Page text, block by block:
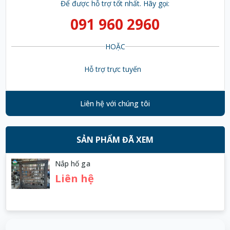
cụ siết kẹp đai nhựa
Trần Phước Hưng đã mua sản phẩm Bộ dụng cụ
Nguyễn Thị Thương đã mua sản phẩm Bộ dụng
Bùi Thị Chi đã mua sản phẩm Bộ dụng cụ siết kẹp
Nguyễn Tiến Đạt đã mua sản phẩm Bộ dụng cụ
siết kẹp đai nhựa
cụ siết kẹp đai nhựa
Để được hỗ trợ tốt nhất. Hãy gọi:
091 960 2960
HOẶC
Hỗ trợ trực tuyến
Liên hệ với chúng tôi
SẢN PHẨM ĐÃ XEM
Nắp hố ga
Liên hệ